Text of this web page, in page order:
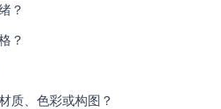
？
？
质、色彩或构图？